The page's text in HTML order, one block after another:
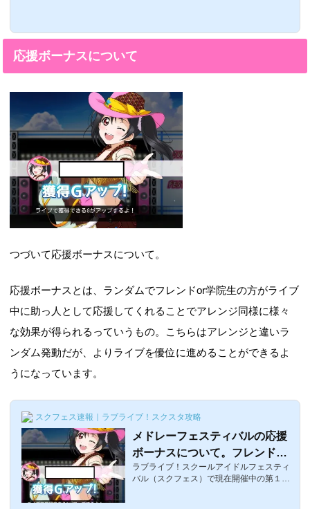
らえたり経験値が多くもらえるので、ぜひ
していこう！メドレーフェスティバルのア
ドを消費して、様々な演出をもたらしてく
れますアレンジの種類は、以下のとおり種
類効...
応援ボーナスについて
つづいて応援ボーナスについて。
応援ボーナスとは、ランダムでフレンドor学院生の方がライブ
中に助っ人として応援してくれることでアレンジ同様に様々
な効果が得られるっていうもの。こちらはアレンジと違いラ
ンダム発動だが、よりライブを優位に進めることができるよ
うになっています。
スクフェス速報｜ラブライブ！スクスタ攻略
メドレーフェスティバルの応援
ボーナスについて。フレンド
（友達）と学院生の効果の違い
など ラブライブ！スクフェス
ラブライブ！スクールアイドルフェスティ
バル（スクフェス）で現在開催中の第１回